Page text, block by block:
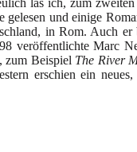
gelesen und einige
in Rom. Auch er
veröffentlichte Marc
zum Beispiel The River
erschien ein